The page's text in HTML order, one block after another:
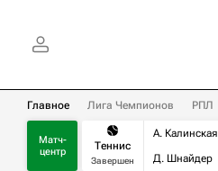
Главное Лига Чемпионов РПЛ
Матч-
центр
Теннис
Завершен
А. Калинская
Д. Шнайдер